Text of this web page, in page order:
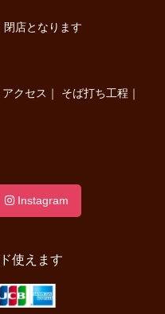
店となります
アクセス ｜ そば打ち工程 ｜
Instagram
使えます